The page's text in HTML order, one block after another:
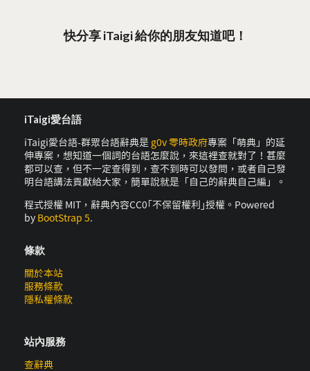
快分享 iTaigi 給你的朋友知道吧！
iTaigi愛台語
iTaigi愛台語-群眾台語辭典是 g0v 零時政府專案「萌典」的延
伸專案，想知道一個詞的台語怎麼說，來這裡查就對了！甚麼
都可以查，但不一定查得到，查不到時可以發問，或者自己發
明台語講法貢獻給大家，簡單說就是「自己的辭典自己編」。
程式授權 MIT，辭典內容CC0｢不保留權利｣授權。Powered
by BootStrap 5.
條款
關於本站
服務條款
隱私權條款
站內服務
查辭典